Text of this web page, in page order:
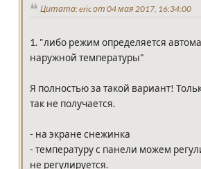
Цитата: eric от 04 мая 2017, 16:34:00
1. "либо режим определяется
наружной температуры"
Я полностью за такой вариант!
так не получается.
- на экране снежинка
- температуру с панели можем
не регулируется.